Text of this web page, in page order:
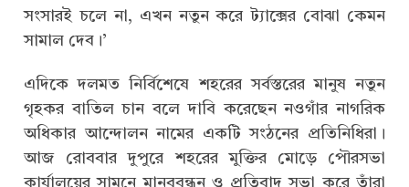
সংসারই চলে না, এখন নতুন করে ট্যাক্সের বোঝা কেমন
সামাল দেব।’
এদিকে দলমত নির্বিশেষে শহরের সর্বস্তরের মানুষ নতুন
গৃহকর বাতিল চান বলে দাবি করেছেন নওগাঁর নাগরিক
অধিকার আন্দোলন নামের একটি সংঠনের প্রতিনিধিরা।
আজ রোববার দুপুরে শহরের মুক্তির মোড়ে পৌরসভা
কার্যালয়ের সামনে মানববন্ধন ও প্রতিবাদ সভা করে তাঁরা